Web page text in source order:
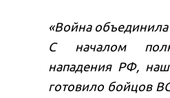
«Война
С началом
нападения РФ,
готовило бойцов